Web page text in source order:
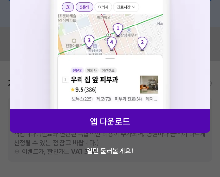
혹은, 의료상담 서비스에 다양한 게시글 보러가기
혹시 잘못된 병원정보가 있나요?
모두닥 팀에 알려주세요!
가격표 비급여/급여 진료란?
※비급여 항목의 경우,추가비용 등으로 실제 가격과 상이할 수 있으니, 정확
한 가격은 해당 의료기관에 직접 문의해주세요.
건강보험심사평가원에 고지되어 있는 급여 진료 기준 가
격입니다. (진료와 연관된 복합적인 비용이 추가되어, 병원마다 금액이 다르게
산정될 수 있는 점 참고 바랍니다.)
※ 이벤트가, 할인가는VAT 포함
앱 다운로드
일단 둘러볼게요!